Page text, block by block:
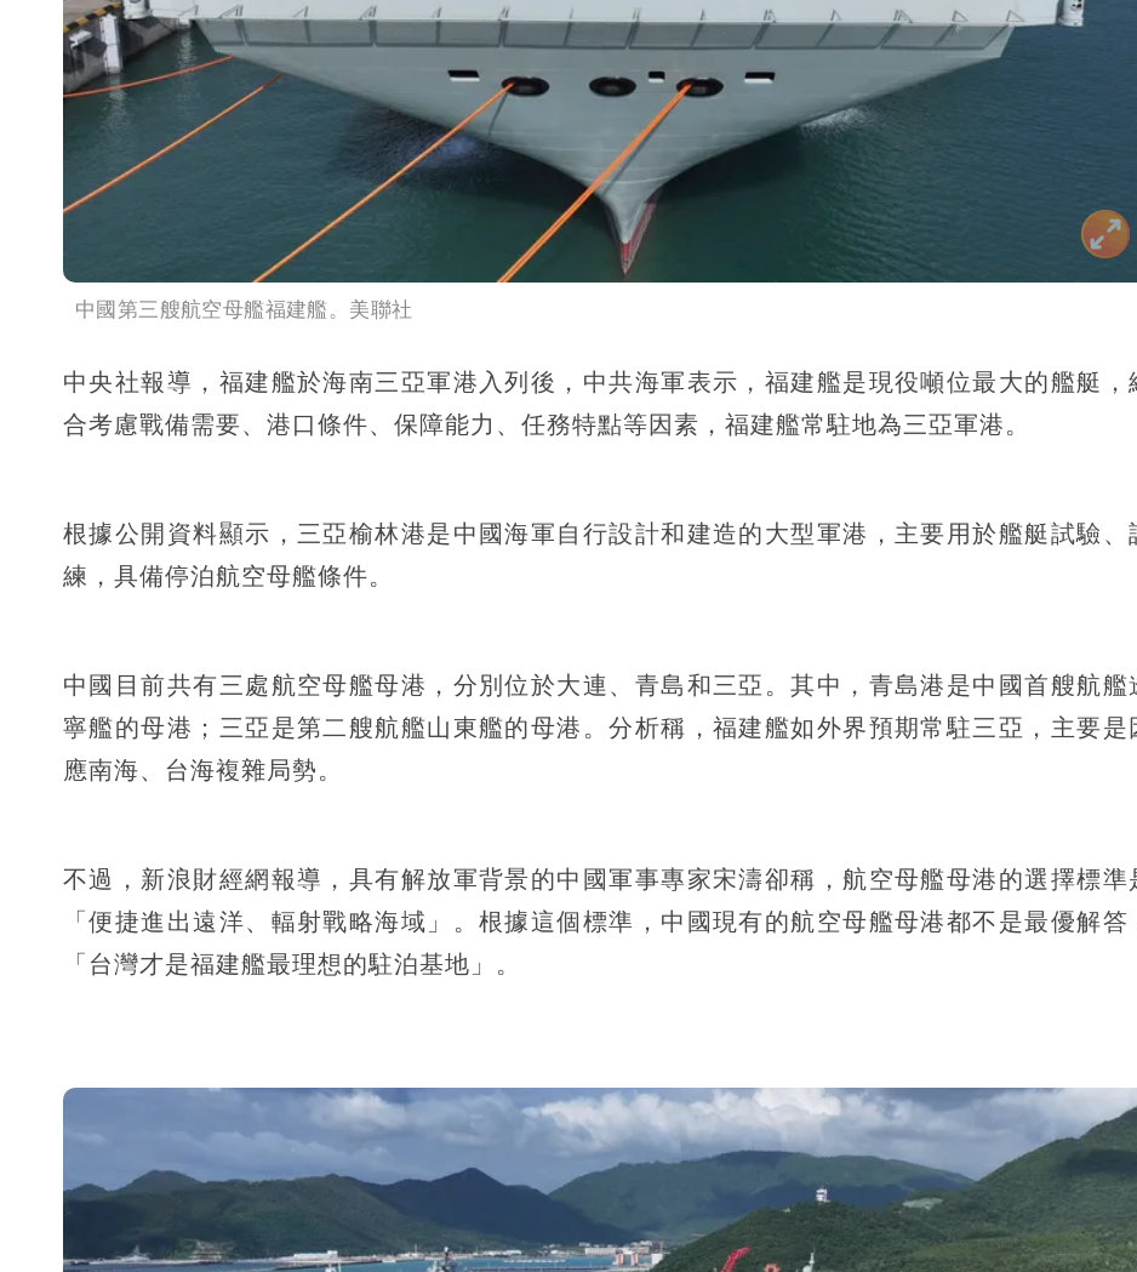
中國第三艘航空母艦福建艦。美聯社
中央社報導，福建艦於海南三亞軍港入列後，中共海軍表示，福建艦是現役噸位最大的艦艇，
合考慮戰備需要、港口條件、保障能力、任務特點等因素，福建艦常駐地為三亞軍港。
根據公開資料顯示，三亞榆林港是中國海軍自行設計和建造的大型軍港，主要用於艦艇試驗、
練，具備停泊航空母艦條件。
中國目前共有三處航空母艦母港，分別位於大連、青島和三亞。其中，青島港是中國首艘航艦
寧艦的母港；三亞是第二艘航艦山東艦的母港。分析稱，福建艦如外界預期常駐三亞，主要是
應南海、台海複雜局勢。
不過，新浪財經網報導，具有解放軍背景的中國軍事專家宋濤卻稱，航空母艦母港的選擇標準
「便捷進出遠洋、輻射戰略海域」。根據這個標準，中國現有的航空母艦母港都不是最優解答
「台灣才是福建艦最理想的駐泊基地」。